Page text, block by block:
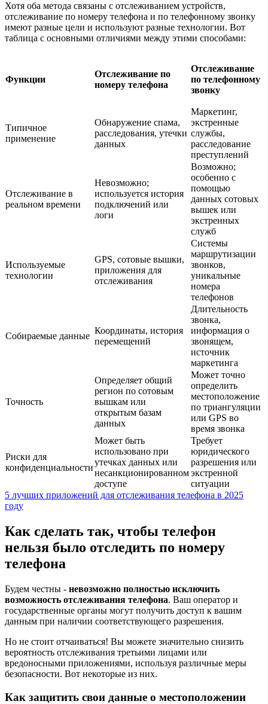
Хотя оба метода связаны с отслеживанием устройств,
отслеживание по номеру телефона и по телефонному звонку
имеют разные цели и используют разные технологии. Вот
таблица с основными отличиями между этими способами:
Функции
Отслеживание по
номеру телефона
Отслеживание
по телефонному
звонку
Типичное
применение
Обнаружение спама,
расследования, утечки
данных
Маркетинг,
экстренные
службы,
расследование
преступлений
Отслеживание в
реальном времени
Невозможно;
используется история
подключений или
логи
Возможно;
особенно с
помощью
данных сотовых
вышек или
экстренных
служб
Используемые
технологии
GPS, сотовые вышки,
приложения для
отслеживания
Системы
маршрутизации
звонков,
уникальные
номера
телефонов
Собираемые данные
Координаты, история
перемещений
Длительность
звонка,
информация о
звонящем,
источник
маркетинга
Точность
Определяет общий
регион по сотовым
вышкам или
открытым базам
данных
Может точно
определить
местоположение
по триангуляции
или GPS во
время звонка
Риски для
конфиденциальности
Может быть
использовано при
утечках данных или
несанкционированном
доступе
Требует
юридического
разрешения или
экстренной
ситуации
5 лучших приложений для отслеживания телефона в 2025
году
Как сделать так, чтобы телефон
нельзя было отследить по номеру
телефона
Будем честны - невозможно полностью исключить
возможность отслеживания телефона. Ваш оператор и
государственные органы могут получить доступ к вашим
данным при наличии соответствующего разрешения.
Но не стоит отчаиваться! Вы можете значительно снизить
вероятность отслеживания третьими лицами или
вредоносными приложениями, используя различные меры
безопасности. Вот некоторые из них.
Как защитить свои данные о местоположении